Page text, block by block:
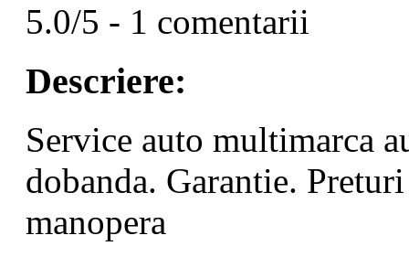
5.0/5 - 1 comentarii
Descriere:
Service auto multimarca
dobanda. Garantie.
manopera